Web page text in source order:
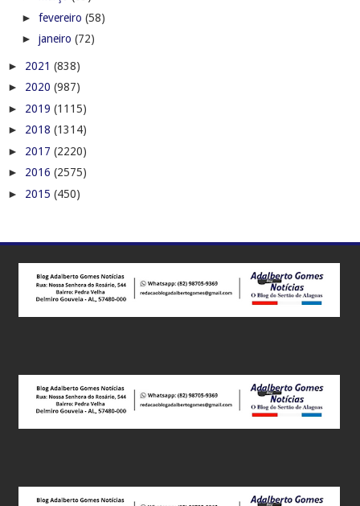
► fevereiro (58)
► janeiro (72)
► 2021 (838)
► 2020 (987)
► 2019 (1115)
► 2018 (1314)
► 2017 (2220)
► 2016 (2575)
► 2015 (450)